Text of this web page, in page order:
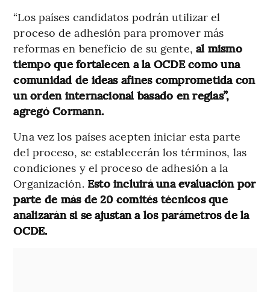
“Los países candidatos podrán utilizar el
proceso de adhesión para promover más
reformas en beneficio de su gente, al mismo
tiempo que fortalecen a la OCDE como una
comunidad de ideas afines comprometida con
un orden internacional basado en reglas”,
agregó Cormann.
Una vez los países acepten iniciar esta parte
del proceso, se establecerán los términos, las
condiciones y el proceso de adhesión a la
Organización. Esto incluirá una evaluación por
parte de más de 20 comités técnicos que
analizarán si se ajustan a los parámetros de la
OCDE.